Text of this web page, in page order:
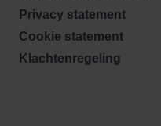
Privacy statement
Cookie statement
Klachtenregeling